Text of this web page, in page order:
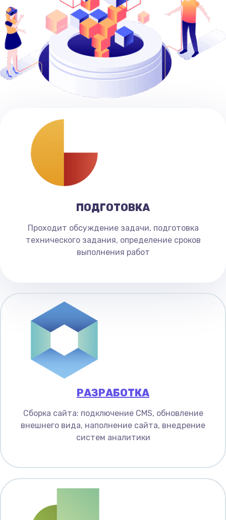
ПОДГОТОВКА
Проходит обсуждение задачи, подготовка
технического задания, определение сроков
выполнения работ
РАЗРАБОТКА
Сборка сайта: подключение CMS, обновление
внешнего вида, наполнение сайта, внедрение
систем аналитики